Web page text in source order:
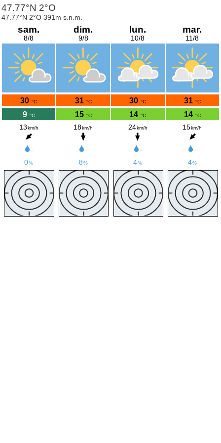
47.77°N 2°O
47.77°N 2°O 391m s.n.m.
sam.
8/8
30 °C
9 °C
13km/h
-
0%
dim.
9/8
31 °C
15 °C
18km/h
-
8%
lun.
10/8
30 °C
14 °C
24km/h
-
4%
mar.
11/8
31 °C
14 °C
15km/h
-
4%